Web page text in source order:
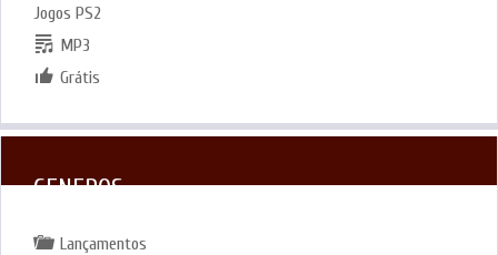
Jogos PS2
MP3
Grátis
GENEROS
Lançamentos